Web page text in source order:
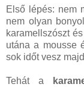
Első lépés: nem
nem olyan
karamellszószt
utána a mousse
sok időt vesz
Tehát a